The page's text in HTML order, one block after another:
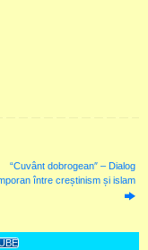
“Cuvânt dobrogean″ – Dialog
între creștinism și islam